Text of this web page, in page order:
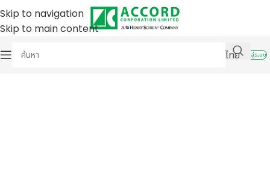
Skip to navigation
Skip to main content
ไทย
เข้าสู่ระบบ